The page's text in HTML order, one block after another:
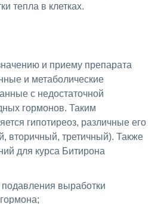
тепла в клетках.
и приему препарата
и метаболические
с недостаточной
гормонов. Таким
гипотиреоз, различные его
вторичный, третичный). Также
для курса Битирона
выработки